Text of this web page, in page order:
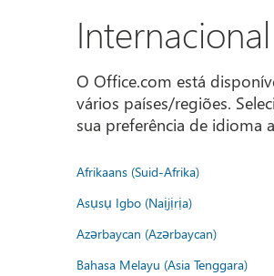
Internacional
O Office.com está
vários países/regiões.
sua preferência de idioma
Afrikaans (Suid-Afrika)
Asụsụ Igbo (Naịjịrịa)
Azərbaycan (Azərbaycan)
Bahasa Melayu (Asia Tenggara)